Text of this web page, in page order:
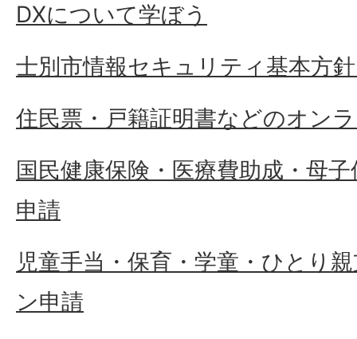
DXについて学ぼう
士別市情報セキュリティ基本方
住民票・戸籍証明書などのオン
国民健康保険・医療費助成・母
申請
児童手当・保育・学童・ひとり
ン申請